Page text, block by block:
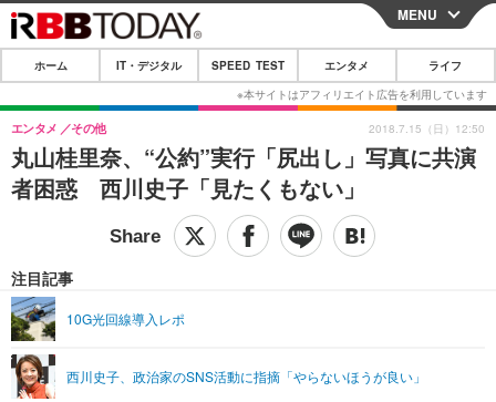
CLOSE
ホーム
IT・デジタル
IT・デジタルTOP スマートフォン
ガジェット・ツール
その他
SPEED TEST
映画・ドラマ
グラビア ブログ
ライフTOP
リリース一覧
プッシュ通知の停止方法
MENU
ホーム IT・デジタル SPEED TEST エンタメ ライフ
丸山桂里奈、“公約”実行「尻出し」写真に共演
者困惑 西川史子「見たくもない」
エンタメ その他
注目記事
10G光回線導入レポ
西川史子、政治家のSNS活動に指摘「やらないほうが良い」
2018.7.15（日）12:50